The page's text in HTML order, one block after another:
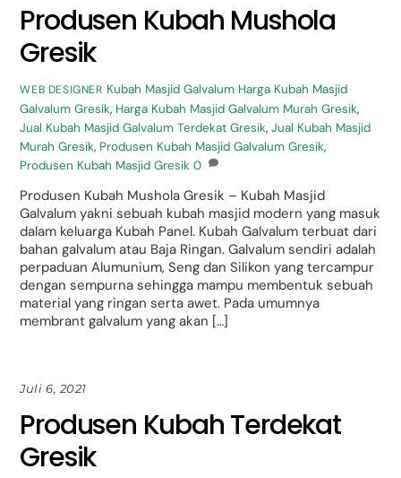
Produsen Kubah Mushola
Gresik
WEB DESIGNER Kubah Masjid Galvalum Harga Kubah Masjid
Galvalum Gresik, Harga Kubah Masjid Galvalum Murah Gresik,
Jual Kubah Masjid Galvalum Terdekat Gresik,Jual Kubah Masjid
Murah Gresik, Produsen Kubah Masjid Galvalum Gresik,
Produsen Kubah Masjid Gresik 0
Produsen Kubah Mushola Gresik – Kubah Masjid
Galvalum yakni sebuah kubah masjid modern yang masuk
dalam keluarga Kubah Panel. Kubah Galvalum terbuat dari
bahan galvalum atau Baja Ringan. Galvalum sendiri adalah
perpaduan Alumunium, Seng dan Silikon yang tercampur
dengan sempurna sehingga mampu membentuk sebuah
material yang ringan serta awet. Pada umumnya
membrant galvalum yang akan […]
Juli 6, 2021
Produsen Kubah Terdekat
Gresik